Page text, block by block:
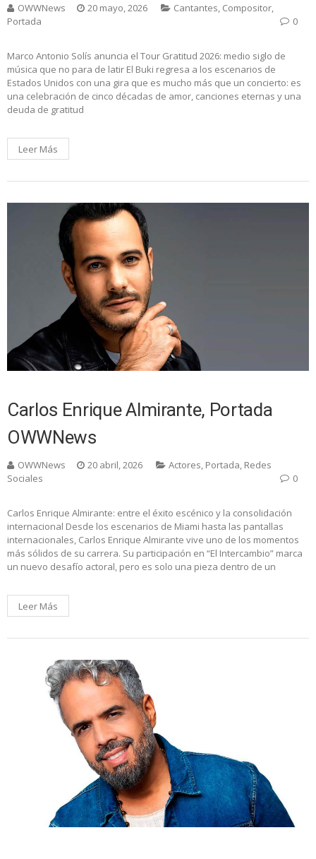
OWWNews 20 mayo, 2026 Cantantes, Compositor,
Portada
0
Marco Antonio Solís anuncia el Tour Gratitud 2026: medio siglo de
música que no para de latir El Buki regresa a los escenarios de
Estados Unidos con una gira que es mucho más que un concierto: es
una celebración de cinco décadas de amor, canciones eternas y una
deuda de gratitud
Leer Más
Carlos Enrique Almirante, Portada
OWWNews
OWWNews 20 abril, 2026 Actores, Portada, Redes
Sociales
0
Carlos Enrique Almirante: entre el éxito escénico y la consolidación
internacional Desde los escenarios de Miami hasta las pantallas
internacionales, Carlos Enrique Almirante vive uno de los momentos
más sólidos de su carrera. Su participación en “El Intercambio” marca
un nuevo desafío actoral, pero es solo una pieza dentro de un
Leer Más